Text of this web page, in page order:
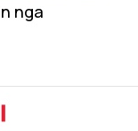
nga